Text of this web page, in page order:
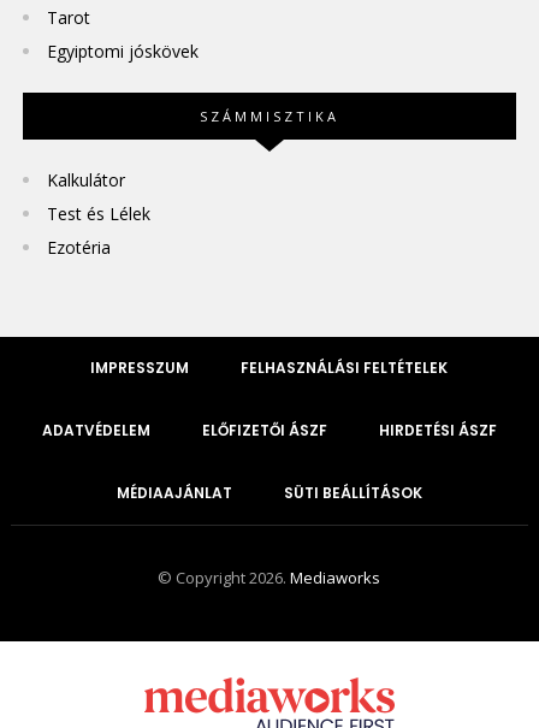
Tarot
Egyiptomi jóskövek
SZÁMMISZTIKA
Kalkulátor
Test és Lélek
Ezotéria
IMPRESSZUM FELHASZNÁLÁSI FELTÉTELEK
ADATVÉDELEM ELŐFIZETŐI ÁSZF HIRDETÉSI ÁSZF
MÉDIAAJÁNLAT SÜTI BEÁLLÍTÁSOK
© Copyright 2026.Mediaworks